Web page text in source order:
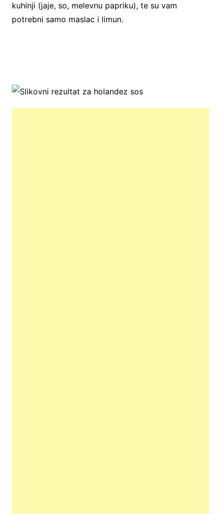
kuhinji (jaje, so, melevnu papriku), te su vam
potrebni samo maslac i limun.